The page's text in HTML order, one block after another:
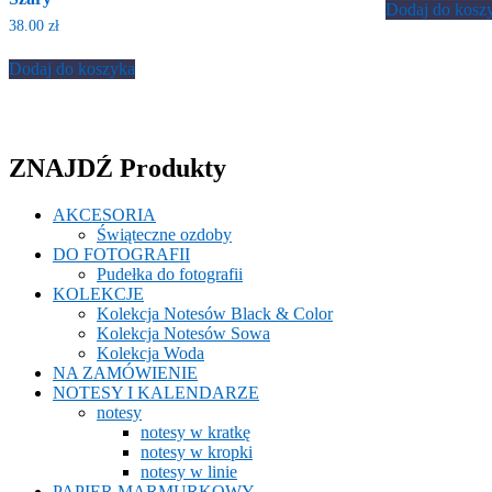
38.00 zł
Dodaj do koszyka
Dodaj do
ZNAJDŹ Produkty
AKCESORIA
Świąteczne ozdoby
DO FOTOGRAFII
Pudełka do fotografii
KOLEKCJE
Kolekcja Notesów Black & Color
Kolekcja Notesów Sowa
Kolekcja Woda
NA ZAMÓWIENIE
NOTESY I KALENDARZE
notesy
notesy w kratkę
notesy w kropki
notesy w linie